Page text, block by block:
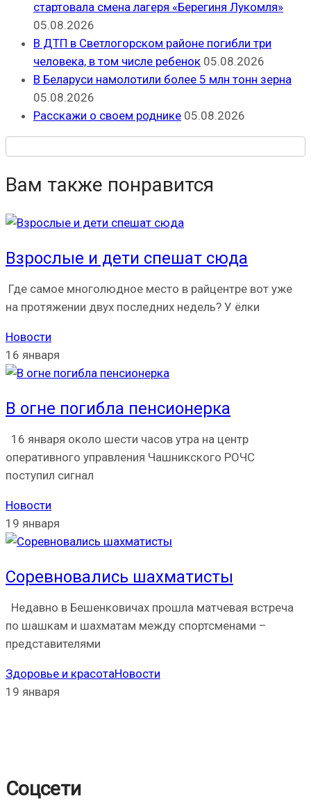
стартовала смена лагеря «Берегиня Лукомля»
05.08.2026
В ДТП в Светлогорском районе погибли три
человека, в том числе ребенок 05.08.2026
В Беларуси намолотили более 5 млн тонн зерна
05.08.2026
Расскажи о своем роднике 05.08.2026
Вам также понравится
Взрослые и дети спешат сюда
Где самое многолюдное место в райцентре вот уже
на протяжении двух последних недель? У ёлки
Новости
16 января
В огне погибла пенсионерка
16 января около шести часов утра на центр
оперативного управления Чашникского РОЧС
поступил сигнал
Новости
19 января
Соревновались шахматисты
Недавно в Бешенковичах прошла матчевая встреча
по шашкам и шахматам между спортсменами –
представителями
Здоровье и красотаНовости
19 января
Соцсети